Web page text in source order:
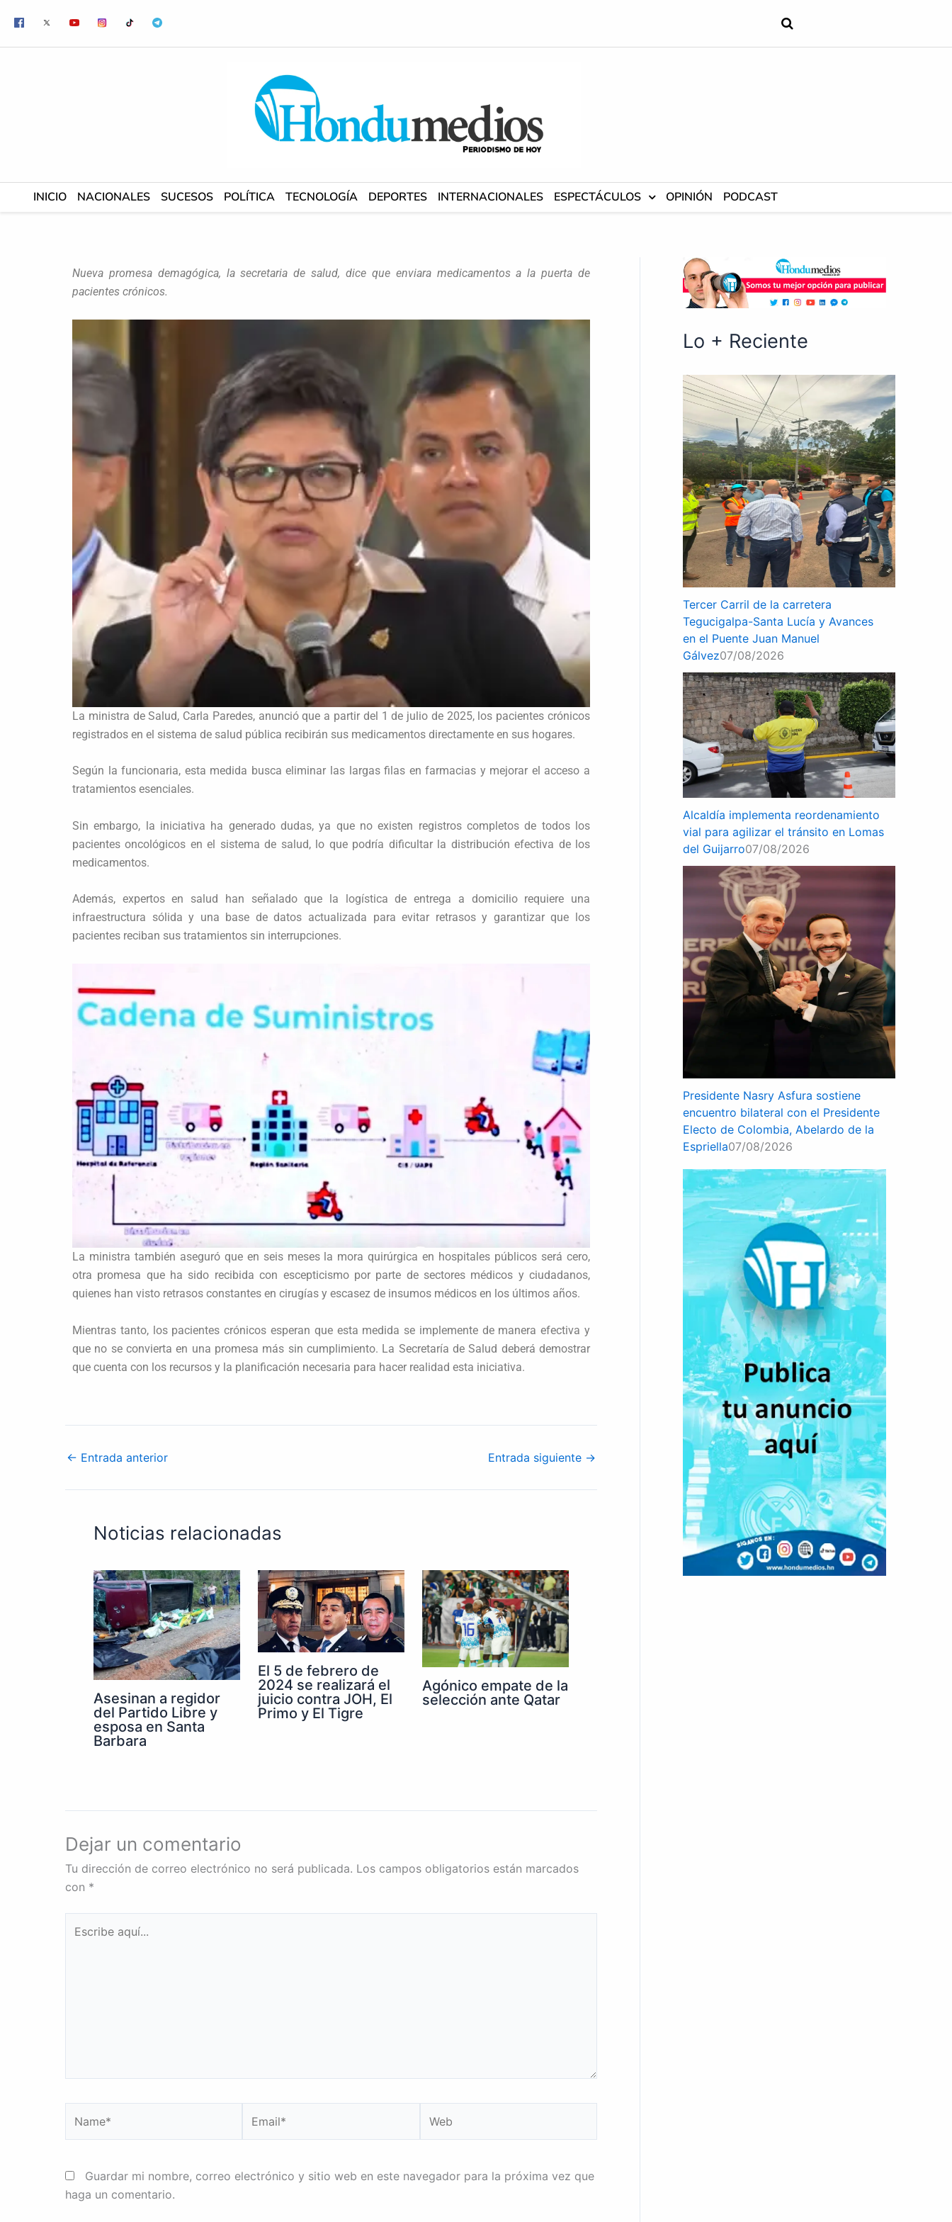
contenido
INICIO NACIONALES SUCESOS POLÍTICA TECNOLOGÍA DEPORTES INTERNACIONALES ESPECTÁCULOS OPINIÓN PODCAST
Nueva promesa demagógica, la secretaria de salud, dice que enviara medicamentos a la puerta de
pacientes crónicos.
La ministra de Salud, Carla Paredes, anunció que a partir del 1 de julio de 2025, los pacientes crónicos
registrados en el sistema de salud pública recibirán sus medicamentos directamente en sus hogares.
Según la funcionaria, esta medida busca eliminar las largas filas en farmacias y mejorar el acceso a
tratamientos esenciales.
Sin embargo, la iniciativa ha generado dudas, ya que no existen registros completos de todos los
pacientes oncológicos en el sistema de salud, lo que podría dificultar la distribución efectiva de los
medicamentos.
Además, expertos en salud han señalado que la logística de entrega a domicilio requiere una
infraestructura sólida y una base de datos actualizada para evitar retrasos y garantizar que los
pacientes reciban sus tratamientos sin interrupciones.
La ministra también aseguró que en seis meses la mora quirúrgica en hospitales públicos será cero,
otra promesa que ha sido recibida con escepticismo por parte de sectores médicos y ciudadanos,
quienes han visto retrasos constantes en cirugías y escasez de insumos médicos en los últimos años.
Mientras tanto, los pacientes crónicos esperan que esta medida se implemente de manera efectiva y
que no se convierta en una promesa más sin cumplimiento. La Secretaría de Salud deberá demostrar
que cuenta con los recursos y la planificación necesaria para hacer realidad esta iniciativa.
← Entrada anterior Entrada siguiente →
Noticias relacionadas
Asesinan a regidor
del Partido Libre y
esposa en Santa
Barbara
El 5 de febrero de
2024 se realizará el
juicio contra JOH, El
Primo y El Tigre
Agónico empate de la
selección ante Qatar
Dejar un comentario
Tu dirección de correo electrónico no será publicada. Los campos obligatorios están marcados
con *
aquí...
Guardar mi nombre, correo electrónico y sitio web en este navegador para la próxima vez que
haga un comentario.
Lo + Reciente
Tercer Carril de la carretera
Tegucigalpa-Santa Lucía y Avances
en el Puente Juan Manuel
Gálvez07/08/2026
Alcaldía implementa reordenamiento
vial para agilizar el tránsito en Lomas
del Guijarro07/08/2026
Presidente Nasry Asfura sostiene
encuentro bilateral con el Presidente
Electo de Colombia, Abelardo de la
Espriella07/08/2026